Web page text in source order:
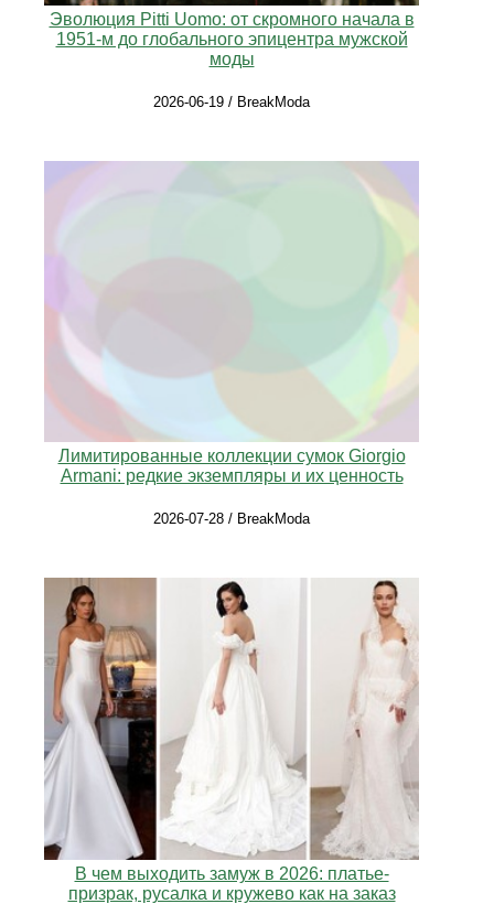
Эволюция Pitti Uomo: от скромного начала в
1951‑м до глобального эпицентра мужской
моды
2026-06-19 / BreakModa
Лимитированные коллекции сумок Giorgio
Armani: редкие экземпляры и их ценность
2026-07-28 / BreakModa
В чем выходить замуж в 2026: платье-
призрак, русалка и кружево как на заказ